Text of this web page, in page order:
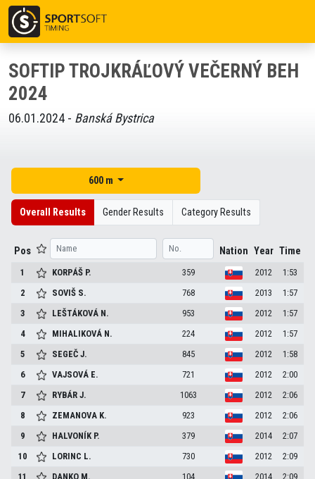
SOFTIP TROJKRÁĽOVÝ VEČERNÝ BEH
2024
06.01.2024 - Banská Bystrica
600 m
Overall Results Gender Results Category Results
Pos Nation Year Time
1 KORPÁŠ P. 359 2012
1:53
2
SOVIŠ S. 768 2013
1:57
3
LEŠTÁKOVÁ N. 953 2012
1:57
4
MIHALIKOVÁ N. 224 2012
1:57
5
SEGEČJ. 845 2012
1:58
6
VAJSOVÁ E. 721 2012
2:00
7
RYBÁRJ. 1063 2012
2:06
8
ZEMANOVA K. 923 2012
2:06
9
HALVONÍK P. 379 2014
2:07
10
LORINC L. 730 2012
2:09
11
DANKO M. 104 2014
2:09